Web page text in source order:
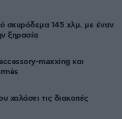
σκυρόδεμα 145 χλμ. με έναν
ξηρασία
maxxing και
χαλάσει τις διακοπές